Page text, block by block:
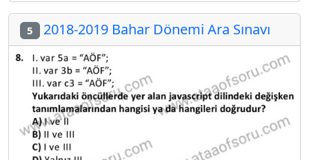
5 2018-2019 Bahar Dönemi Ara Sınavı